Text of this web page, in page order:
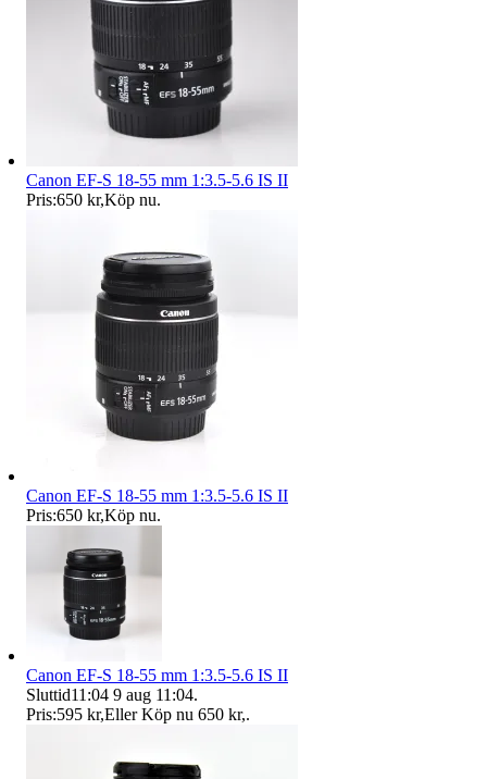
Canon EF-S 18-55 mm 1:3.5-5.6 IS II
Pris:650 kr,Köp nu.
Canon EF-S 18-55 mm 1:3.5-5.6 IS II
Pris:650 kr,Köp nu.
Canon EF-S 18-55 mm 1:3.5-5.6 IS II
Sluttid11:04 9 aug 11:04.
Pris:595 kr,Eller Köp nu 650 kr,.